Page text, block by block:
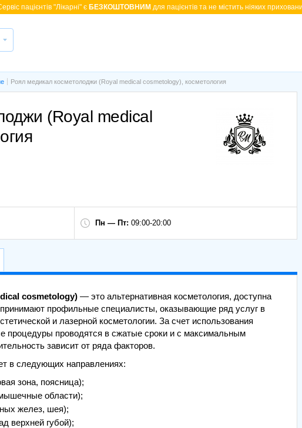
пацієнтів "Лікарні" є БЕЗКОШТОВНИМ для пацієнтів та не містить ніяких
Роял медикал косметолоджи (Royal medical cosmetology), косметология
(Royal medical
Пн — Пт: 09:00-20:00
cosmetology) — это альтернативная косметология, доступна
профильные специалисты, оказывающие ряд услуг в
и лазерной косметологии. За счет использования
процедуры проводятся в сжатые сроки и с максимальным
зависит от ряда факторов.
в следующих направлениях:
зона, поясница);
области);
желез, шея);
верхней губой);